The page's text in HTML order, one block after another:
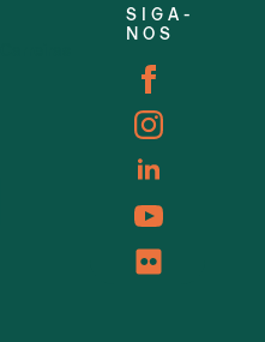
SIGA-
NOS